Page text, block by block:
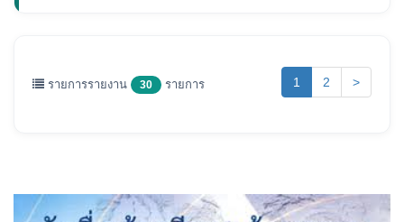
รายการรายงาน 30 รายการ 1 (current)
2 >